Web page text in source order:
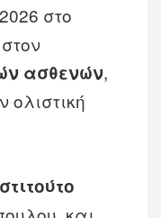
στο
ασθενών,
ολιστική